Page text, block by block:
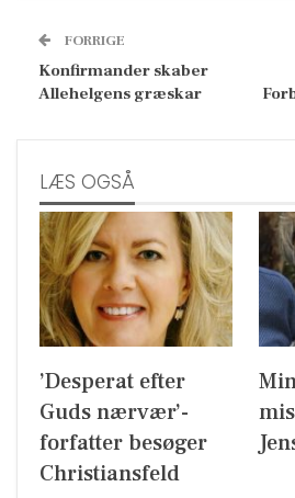
FORRIGE
Konfirmander skaber
Allehelgens græskar
LÆS OGSÅ
’Desperat efter
Guds nærvær’-
forfatter besøger
Christiansfeld